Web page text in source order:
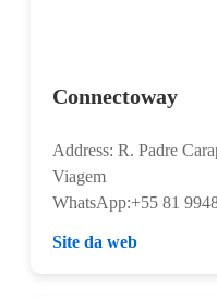
Connectoway
Address: R. Padre
Viagem
WhatsApp:+55 81
Site da web